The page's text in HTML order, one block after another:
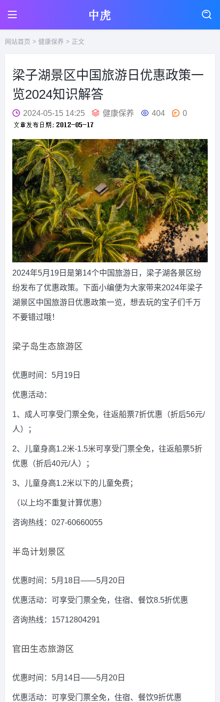
网站首页 > 健康保养 > 正文
梁子湖景区中国旅游日优惠政策一
览2024知识解答
2024-05-15 14:25 健康保养 404 0
2024年5月19日是第14个中国旅游日，梁子湖各景区纷
纷发布了优惠政策。下面小编便为大家带来2024年梁子
湖景区中国旅游日优惠政策一览，想去玩的宝子们千万
不要错过哦！
梁子岛生态旅游区
优惠时间：5月19日
优惠活动：
1、成人可享受门票全免，往返船票7折优惠（折后56元/
人）；
2、儿童身高1.2米-1.5米可享受门票全免，往返船票5折
优惠（折后40元/人）；
3、儿童身高1.2米以下的儿童免费；
（以上均不重复计算优惠）
咨询热线：027-60660055
半岛计划景区
优惠时间：5月18日——5月20日
优惠活动：可享受门票全免，住宿、餐饮8.5折优惠
咨询热线：15712804291
官田生态旅游区
优惠时间：5月14日——5月20日
优惠活动：可享受门票全免，住宿、餐饮9折优惠